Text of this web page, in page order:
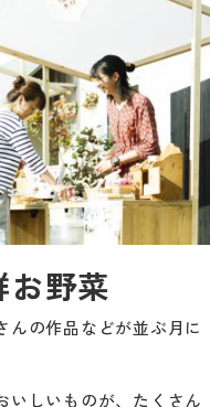
野菜
んの作品などが並ぶ月に
いしいものが、たくさん